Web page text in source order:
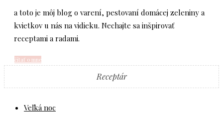
a toto je môj blog o varení, pestovaní domácej zeleniny a
kvietkov u nás na vidieku. Nechajte sa inšpirovať
receptami a radami.
čítať o mne
Receptár
Veľká noc